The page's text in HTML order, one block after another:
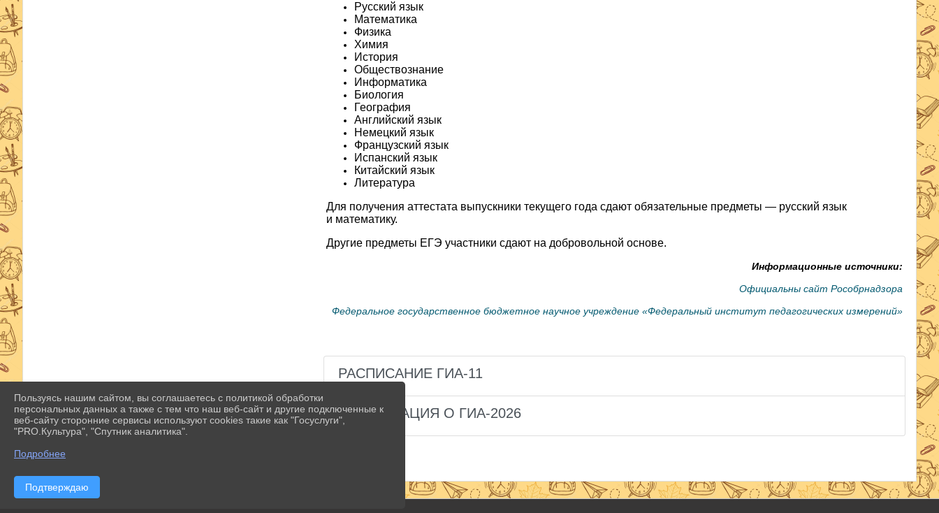
Русский язык
Математика
Физика
Химия
История
Обществознание
Информатика
Биология
География
Английский язык
Немецкий язык
Французский язык
Испанский язык
Китайский язык
Литература
Для получения аттестата выпускники текущего года сдают обязательные предметы — русский язык
и математику.
Другие предметы ЕГЭ участники сдают на добровольной основе.
Информационные источники:
Официальны сайт Рособрнадзора
Федеральное государственное бюджетное научное учреждение «Федеральный институт педагогических измерений»
РАСПИСАНИЕ ГИА-11
ИНФОРМАЦИЯ О ГИА-2026
Пользуясь нашим сайтом, вы соглашаетесь с политикой обработки
персональных данных а также с тем что наш веб-сайт и другие подключенные к
веб-сайту сторонние сервисы используют cookies такие как "Госуслуги",
"PRO.Культура", "Спутник аналитика".
Подробнее
Подтверждаю